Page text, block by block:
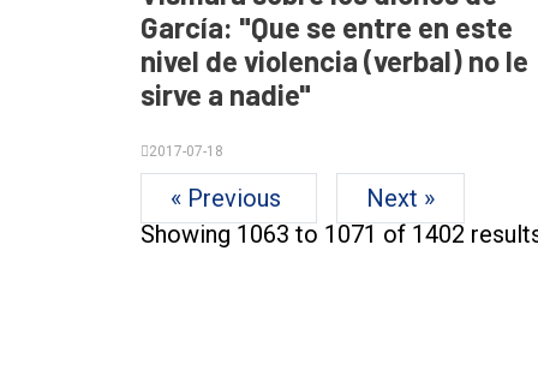
García: "Que se entre en este
nivel de violencia (verbal) no le
sirve a nadie"
2017-07-18
« Previous
Next »
Showing 1063 to 1071 of 1402